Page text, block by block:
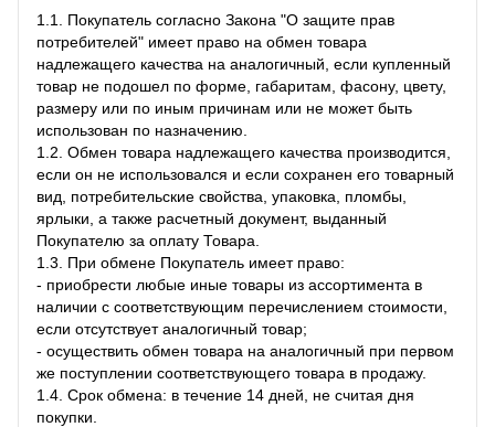
1.1. Покупатель согласно Закона "О защите прав
потребителей" имеет право на обмен товара
надлежащего качества на аналогичный, если купленный
товар не подошел по форме, габаритам, фасону, цвету,
размеру или по иным причинам или не может быть
использован по назначению.
1.2. Обмен товара надлежащего качества производится,
если он не использовался и если сохранен его товарный
вид, потребительские свойства, упаковка, пломбы,
ярлыки, а также расчетный документ, выданный
Покупателю за оплату Товара.
1.3. При обмене Покупатель имеет право:
- приобрести любые иные товары из ассортимента в
наличии с соответствующим перечислением стоимости,
если отсутствует аналогичный товар;
- осуществить обмен товара на аналогичный при первом
же поступлении соответствующего товара в продажу.
1.4. Срок обмена: в течение 14 дней, не считая дня
покупки.